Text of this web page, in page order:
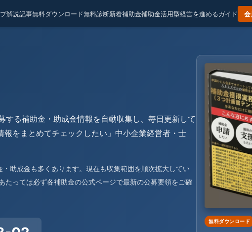
解説記事無料ダウンロード無料診断新着補助金補助金活用型経営を進めるガイド 会
る補助金・助成金情報を自動収集し、毎日更新して
をまとめてチェックしたい」中小企業経営者・士
助成金も多くあります。現在も収集範囲を順次拡大してい
たっては必ず各補助金の公式ページで最新の公募要領をご確
無料ダウンロード